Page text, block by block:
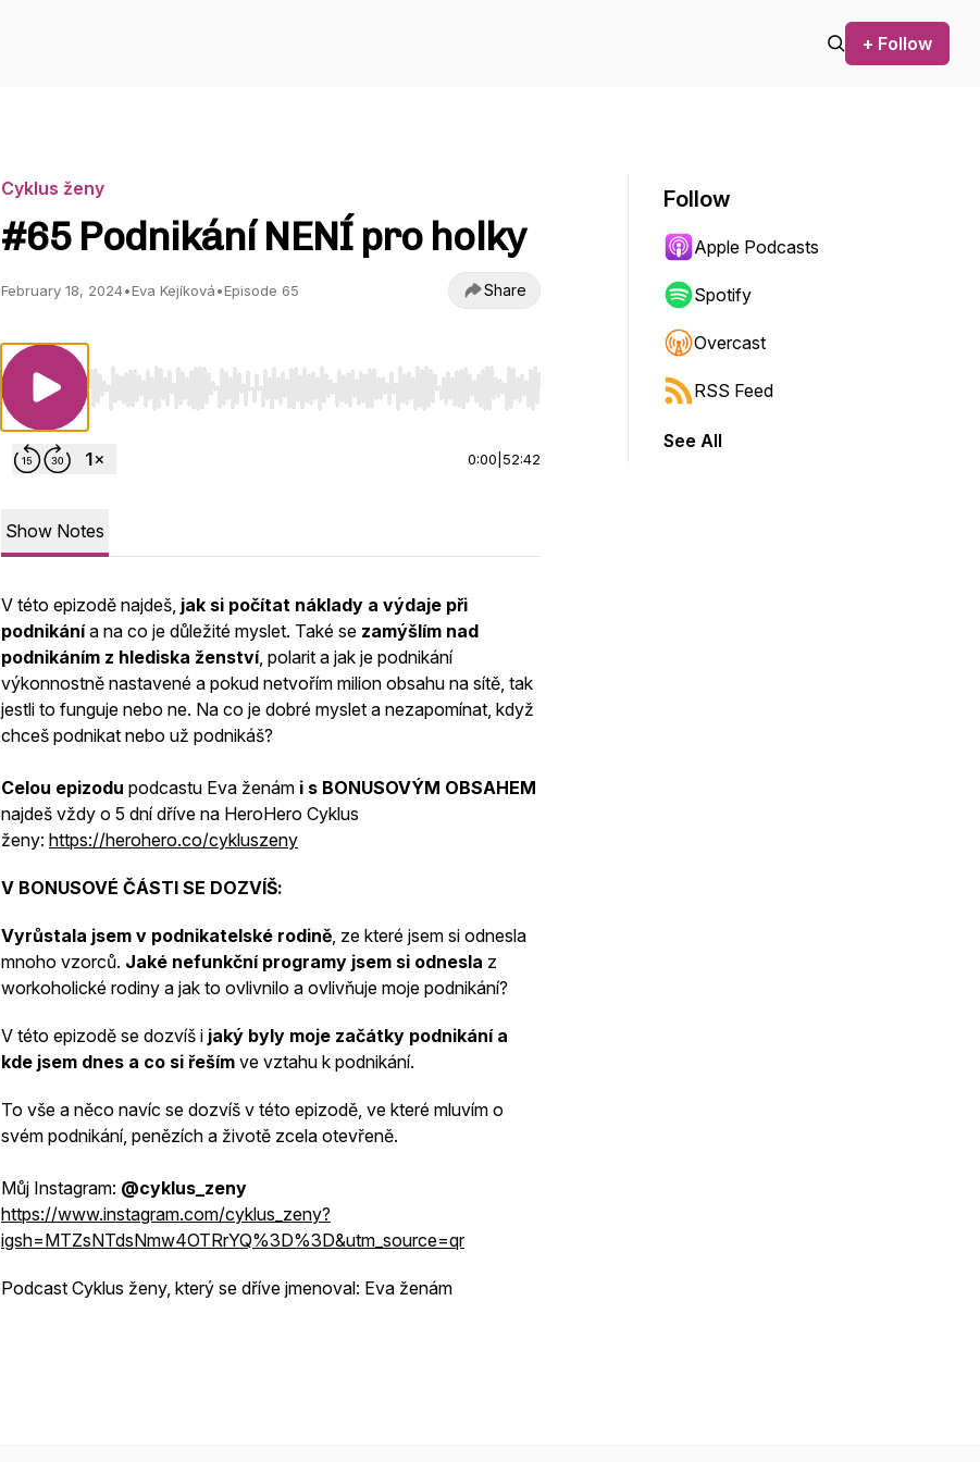
+ Follow
Cyklus ženy
#65 Podnikání NENÍ pro holky
February 18, 2024•Eva Kejíková•Episode 65 Share
Use Left/Right to seek, Home/End to jump to start or end. Hold shift to jump forward or backward.
0:00 52:42
Show Notes
V této epizodě najdeš, jak si počítat náklady a výdaje při
podnikánía na co je důležité myslet. Také se zamýšlím nad
podnikáním z hlediska ženství, polarit a jak je podnikání
výkonnostně nastavené a pokud netvořím milion obsahu na sítě, tak
jestli to funguje nebo ne. Na co je dobré myslet a nezapomínat, když
chceš podnikat nebo už podnikáš?
Celou epizodu podcastu Eva ženám i s BONUSOVÝM OBSAHEM
najdeš vždy o 5 dní dříve na HeroHero Cyklus
ženy: https://herohero.co/cykluszeny
V BONUSOVÉ ČÁSTI SE DOZVÍŠ:
Vyrůstala jsem v podnikatelské rodině, ze které jsem si odnesla
mnoho vzorců. Jaké nefunkční programy jsem si odnesla z
workoholické rodiny a jak to ovlivnilo a ovlivňuje moje podnikání?
V této epizodě se dozvíš i jaký byly moje začátky podnikání a
kde jsem dnes a co si řeším ve vztahu k podnikání.
To vše a něco navíc se dozvíš v této epizodě, ve které mluvím o
svém podnikání, penězích a životě zcela otevřeně.
Můj Instagram: @cyklus_zeny
https://www.instagram.com/cyklus_zeny?
igsh=MTZsNTdsNmw4OTRrYQ%3D%3D&utm_source=qr
Podcast Cyklus ženy, který se dříve jmenoval: Eva ženám
Follow
Apple Podcasts
Spotify
Overcast
RSS Feed
See All